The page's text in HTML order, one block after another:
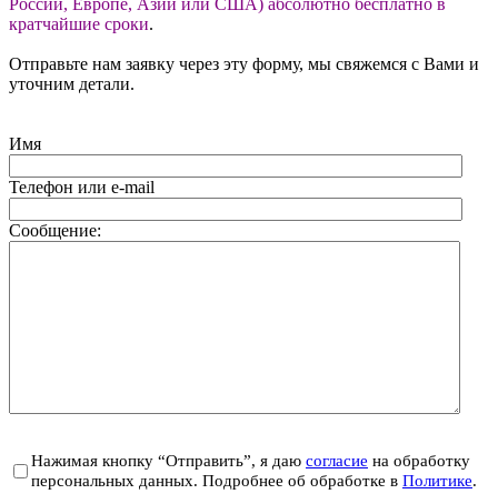
России, Европе, Азии или США) абсолютно бесплатно в
кратчайшие сроки.
Отправьте нам заявку через эту форму, мы свяжемся с Вами и
уточним детали.
Имя
Телефон или e-mail
Сообщение:
Нажимая кнопку “Отправить”, я даю согласие на обработку
персональных данных. Подробнее об обработке в Политике.